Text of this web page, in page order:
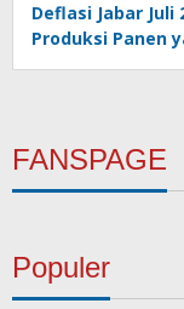
Deflasi Jabar Juli
Produksi Panen
FANSPAGE
Populer